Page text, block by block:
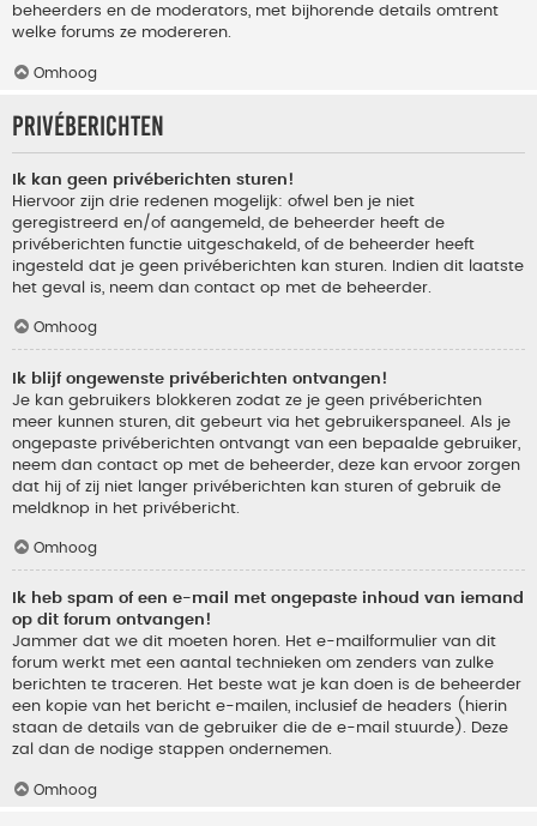
beheerders en de moderators, met bijhorende details omtrent
welke forums ze modereren.
Omhoog
Privéberichten
Ik kan geen privéberichten sturen!
Hiervoor zijn drie redenen mogelijk: ofwel ben je niet
geregistreerd en/of aangemeld, de beheerder heeft de
privéberichten functie uitgeschakeld, of de beheerder heeft
ingesteld dat je geen privéberichten kan sturen. Indien dit laatste
het geval is, neem dan contact op met de beheerder.
Omhoog
Ik blijf ongewenste privéberichten ontvangen!
Je kan gebruikers blokkeren zodat ze je geen privéberichten
meer kunnen sturen, dit gebeurt via het gebruikerspaneel. Als je
ongepaste privéberichten ontvangt van een bepaalde gebruiker,
neem dan contact op met de beheerder, deze kan ervoor zorgen
dat hij of zij niet langer privéberichten kan sturen of gebruik de
meldknop in het privébericht.
Omhoog
Ik heb spam of een e-mail met ongepaste inhoud van iemand
op dit forum ontvangen!
Jammer dat we dit moeten horen. Het e-mailformulier van dit
forum werkt met een aantal technieken om zenders van zulke
berichten te traceren. Het beste wat je kan doen is de beheerder
een kopie van het bericht e-mailen, inclusief de headers (hierin
staan de details van de gebruiker die de e-mail stuurde). Deze
zal dan de nodige stappen ondernemen.
Omhoog